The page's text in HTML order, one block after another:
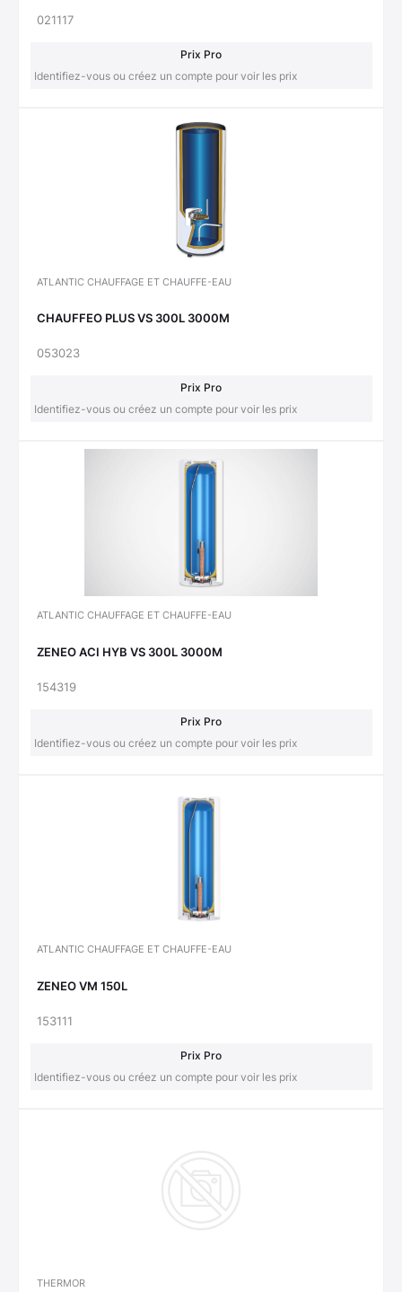
021117
Prix Pro
Identifiez-vous ou créez un compte pour voir les prix
ATLANTIC CHAUFFAGE ET CHAUFFE-EAU
CHAUFFEO PLUS VS 300L 3000M
053023
Prix Pro
Identifiez-vous ou créez un compte pour voir les prix
ATLANTIC CHAUFFAGE ET CHAUFFE-EAU
ZENEO ACI HYB VS 300L 3000M
154319
Prix Pro
Identifiez-vous ou créez un compte pour voir les prix
ATLANTIC CHAUFFAGE ET CHAUFFE-EAU
ZENEO VM 150L
153111
Prix Pro
Identifiez-vous ou créez un compte pour voir les prix
THERMOR